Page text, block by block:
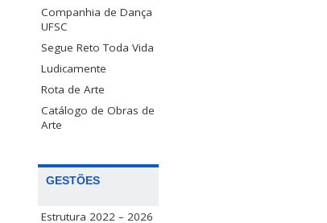
Companhia de Dança
UFSC
Segue Reto Toda Vida
Ludicamente
Rota de Arte
Catálogo de Obras de
Arte
GESTÕES
Estrutura 2022 – 2026